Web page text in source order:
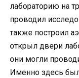
лабораторию на
проводил
также построил
открыл двери
они могли
Именно здесь